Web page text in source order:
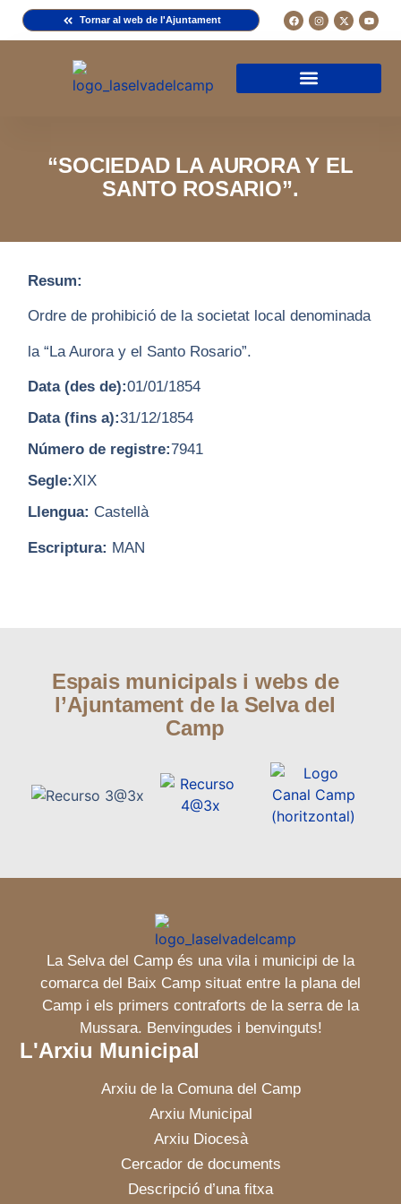
Tornar al web de l'Ajuntament
“SOCIEDAD LA AURORA Y EL
SANTO ROSARIO”.
Resum:
Ordre de prohibició de la societat local denominada
la “La Aurora y el Santo Rosario”.
Data (des de):01/01/1854
Data (fins a):31/12/1854
Número de registre:7941
Segle:XIX
Llengua: Castellà
Escriptura: MAN
Espais municipals i webs de
l’Ajuntament de la Selva del
Camp
La Selva del Camp és una vila i municipi de la
comarca del Baix Camp situat entre la plana del
Camp i els primers contraforts de la serra de la
Mussara. Benvingudes i benvinguts!
L'Arxiu Municipal
Arxiu de la Comuna del Camp
Arxiu Municipal
Arxiu Diocesà
Cercador de documents
Descripció d’una fitxa